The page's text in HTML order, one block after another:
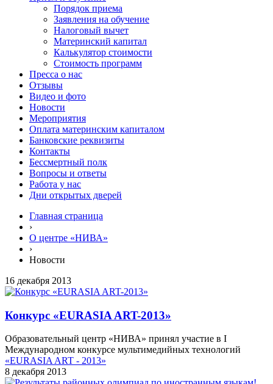
Порядок приема
Заявления на обучение
Налоговый вычет
Материнский капитал
Калькулятор стоимости
Стоимость программ
Пресса о нас
Отзывы
Видео и фото
Новости
Мероприятия
Оплата материнским капиталом
Банковские реквизиты
Контакты
Бессмертный полк
Вопросы и ответы
Работа у нас
Дни открытых дверей
Главная страница
›
О центре «НИВА»
›
Новости
16 декабря 2013
Конкурс «EURASIA ART-2013»
Образовательный центр «НИВА» принял участие в I
Международном конкурсе мультимедийных технологий
«EURASIA ART - 2013»
8 декабря 2013